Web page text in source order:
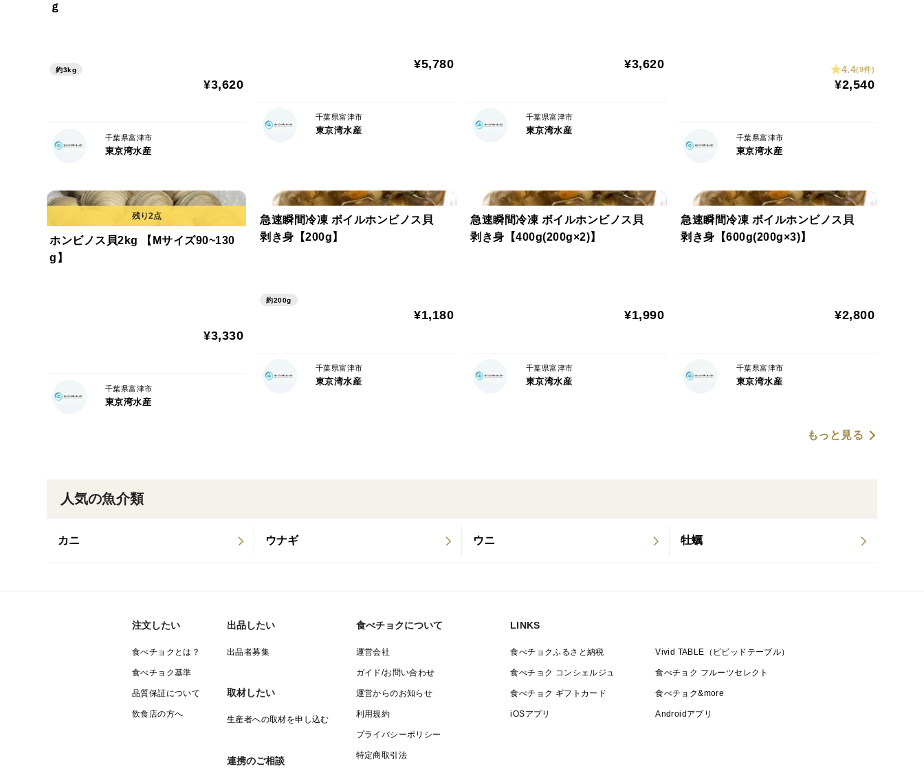
また上記を踏まえ、購入キロ数よりも多めに出荷させていただいています。
人気の魚介類
カニ ウナギ ウニ 牡蠣
ｇ
約3kg
¥3,620
千葉県富津市
東京湾水産
¥5,780
千葉県富津市
東京湾水産
¥3,620
千葉県富津市
東京湾水産
4.4(9件)
¥2,540
千葉県富津市
東京湾水産
ホンビノス貝2kg 【Mサイズ90~130
g】
¥3,330
千葉県富津市
東京湾水産
急速瞬間冷凍 ボイルホンビノス貝
剥き身【200g】
約200g
¥1,180
千葉県富津市
東京湾水産
急速瞬間冷凍 ボイルホンビノス貝
剥き身【400g(200g×2)】
¥1,990
千葉県富津市
東京湾水産
急速瞬間冷凍 ボイルホンビノス貝
剥き身【600g(200g×3)】
¥2,800
千葉県富津市
東京湾水産
もっと見る
注文したい
食べチョクとは？
食べチョク基準
品質保証について
飲食店の方へ
出品したい
出品者募集
取材したい
生産者への取材を申し込む
連携のご相談
食べチョクについて
運営会社
ガイド/お問い合わせ
運営からのお知らせ
利用規約
プライバシーポリシー
特定商取引法
LINKS
食べチョクふるさと納税 Vivid TABLE（ビビッドテーブル）
食べチョク コンシェルジュ 食べチョク フルーツセレクト
食べチョク ギフトカード 食べチョク&more
iOSアプリ Androidアプリ